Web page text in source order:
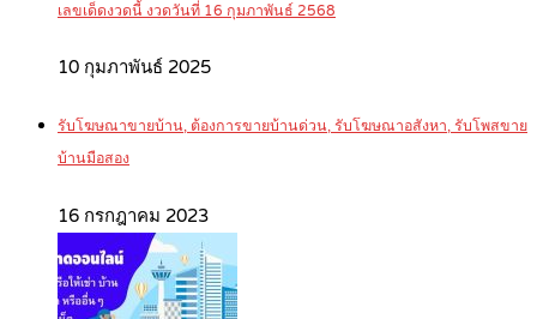
เลขเด็ดงวดนี้ งวดวันที่ 16 กุมภาพันธ์ 2568
10 กุมภาพันธ์ 2025
รับโฆษณาขายบ้าน, ต้องการขายบ้านด่วน, รับโฆษณาอสังหา, รับโพสขาย
บ้านมือสอง
16 กรกฎาคม 2023